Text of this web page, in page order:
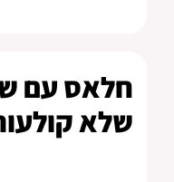
חלאס עם
שלא